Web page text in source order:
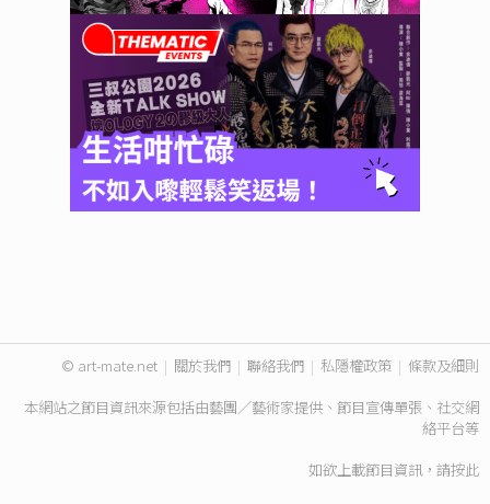
© art-mate.net | 關於我們 | 聯絡我們 | 私隱權政策 | 條款及細則
本網站之節目資訊來源包括由藝團／藝術家提供、節目宣傳單張、社交網
絡平台等
如欲上載節目資訊，請按此